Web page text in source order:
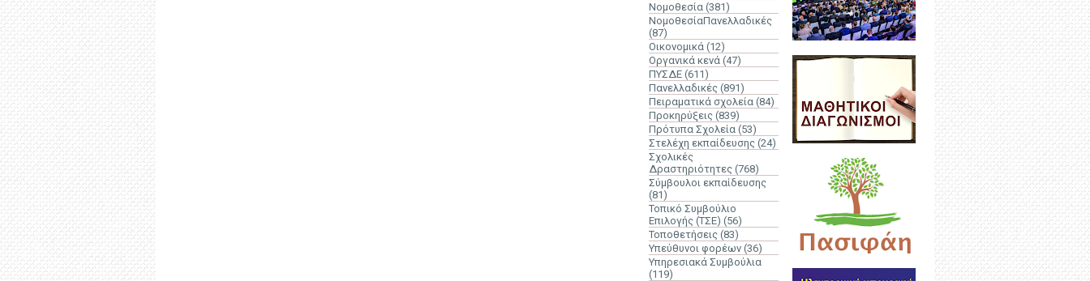
Νομοθεσία (381)
ΝομοθεσίαΠανελλαδικές
(87)
Οικονομικά (12)
Οργανικά κενά (47)
ΠΥΣΔΕ (611)
Πανελλαδικές (891)
Πειραματικά σχολεία (84)
Προκηρύξεις (839)
Πρότυπα Σχολεία (53)
Στελέχη εκπαίδευσης (24)
Σχολικές
Δραστηριότητες (768)
Σύμβουλοι εκπαίδευσης
(81)
Τοπικό Συμβούλιο
Επιλογής (ΤΣΕ) (56)
Τοποθετήσεις (83)
Υπεύθυνοι φορέων (36)
Υπηρεσιακά Συμβούλια
(119)